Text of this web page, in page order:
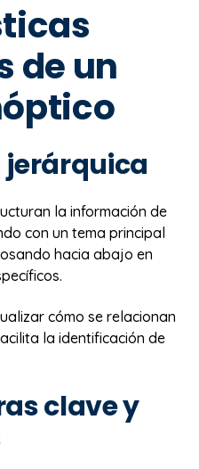
de un
jerárquica
la información de
con un tema principal
hacia abajo en
cómo se relacionan
la identificación de
clave y